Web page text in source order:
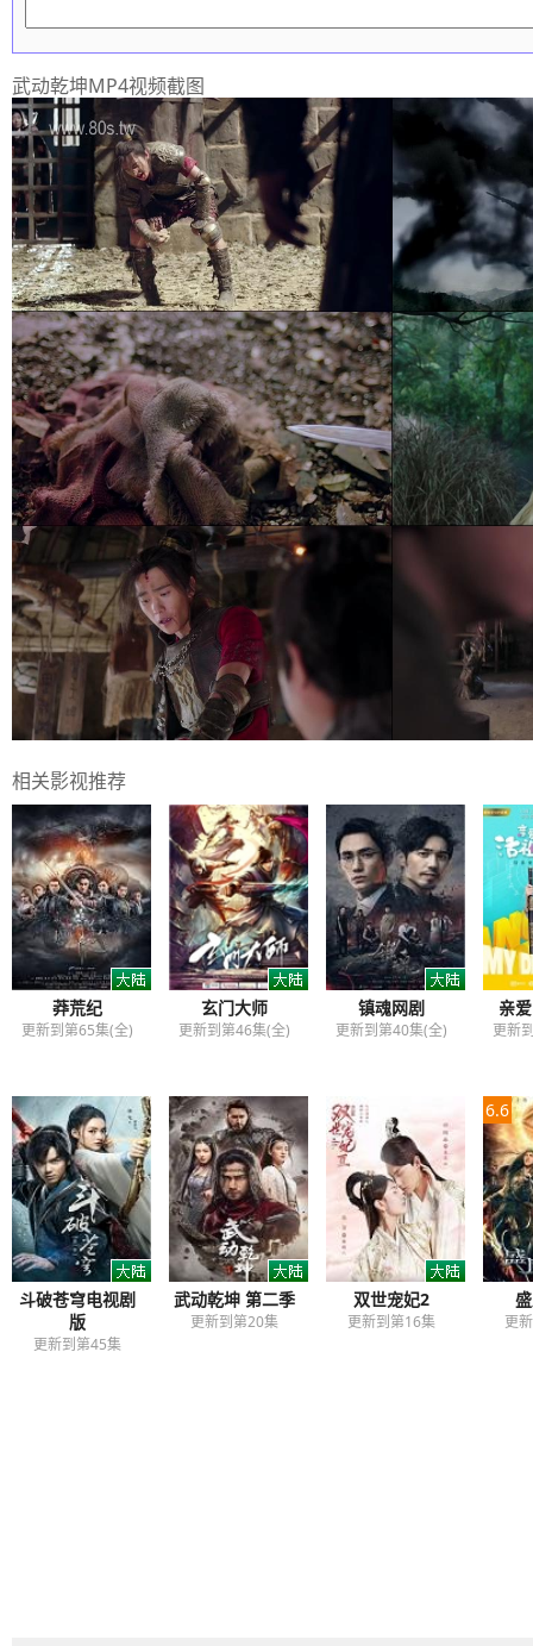
武动乾坤MP4视频截图
相关影视推荐
莽荒纪
更新到第65集(全)
玄门大师
更新到第46集(全)
镇魂网剧
更新到第40集(全)
亲
更新
斗破苍穹电视剧
版
更新到第45集
武动乾坤 第二季
更新到第20集
双世宠妃2
更新到第16集
6.6
更